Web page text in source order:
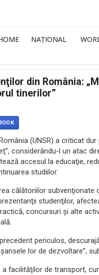
NAȚIONAL
din România:
tinerilor”
(UNSR) a criticat
considerându-l un atac
accesul la educaţie,
studiilor.
călătoriilor
studenţilor,
concursuri şi alte
periculos,
lor de dezvoltare”,
a facilităţilor de transport,